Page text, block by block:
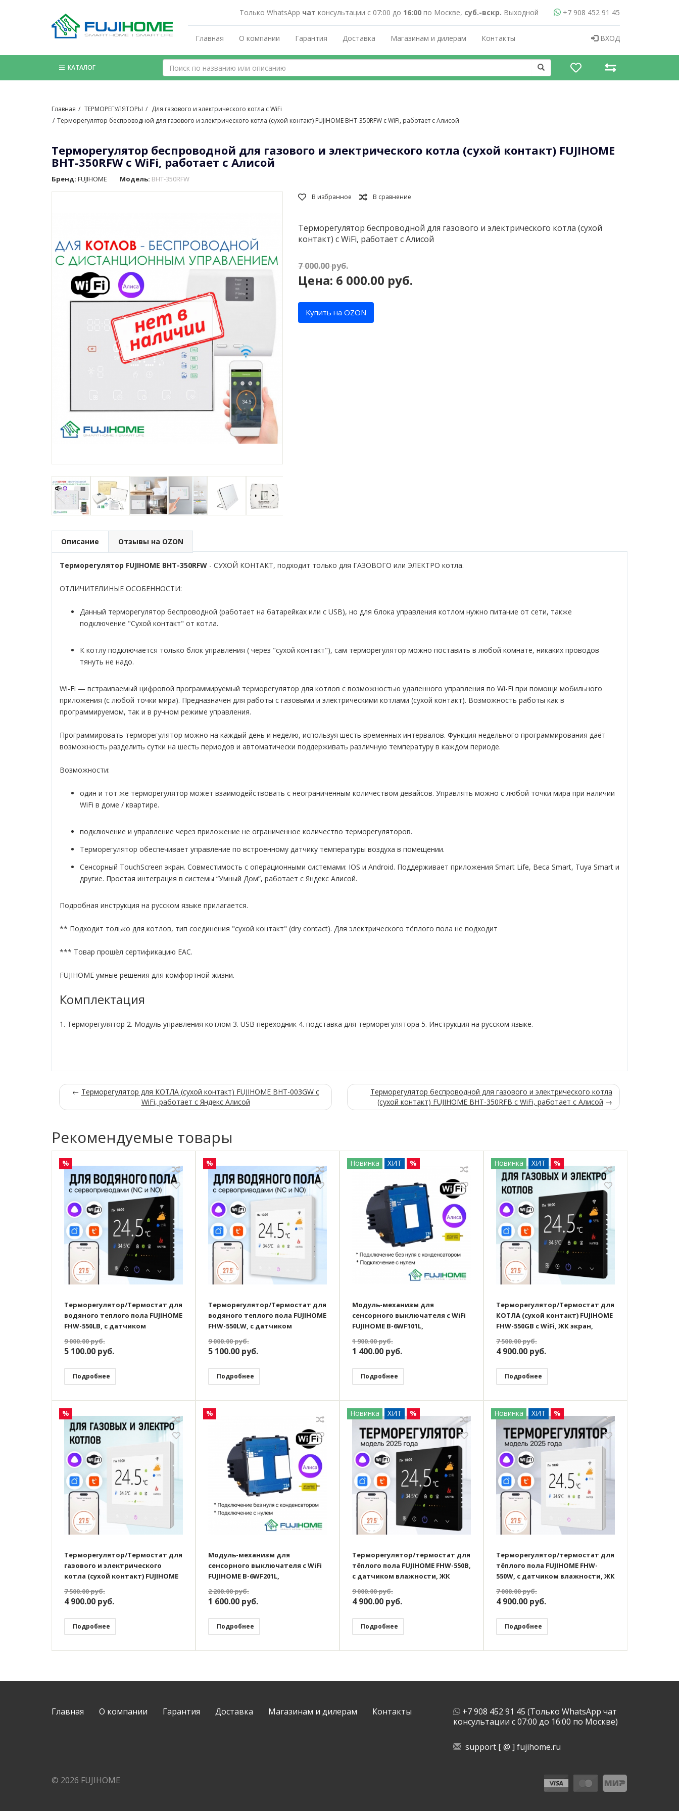
Только WhatsApp чат консультации с 07:00 до 16:00по Москве, суб.-вскр. Выходной +7 908 452 91 45
Главная О компании Гарантия Доставка Магазинам и дилерам Контакты ВХОД
КАТАЛОГ
Главная ТЕРМОРЕГУЛЯТОРЫ
Для газового и электрического котла с WiFi
Терморегулятор беспроводной для газового и электрического котла (сухой контакт) FUJIHOME BHT-350RFW с WiFi, работает с Алисой
Терморегулятор беспроводной для газового и электрического котла (сухой контакт) FUJIHOME
BHT-350RFW с WiFi, работает с Алисой
Бренд: FUJIHOME Модель: BHT-350RFW
Терморегулятор беспроводной для газового и электрического котла (сухой
контакт) с WiFi, работает с Алисой
7 000.00руб.
Цена: 6 000.00 руб.
Купить на OZON
Описание Отзывы на OZON
Терморегулятор FUJIHOME BHT-350RFW - СУХОЙ КОНТАКТ, подходит только для ГАЗОВОГО или ЭЛЕКТРО котла.
ОТЛИЧИТЕЛИНЫЕ ОСОБЕННОСТИ:
Данный терморегулятор беспроводной (работает на батарейках или с USB), но для блока управления котлом нужно питание от сети, также
подключение "Сухой контакт" от котла.
К котлу подключается только блок управления ( через "сухой контакт"), сам терморегулятор можно поставить в любой комнате, никаких проводов
тянуть не надо.
Wi-Fi — встраиваемый цифровой программируемый терморегулятор для котлов с возможностью удаленного управления по Wi-Fi при помощи мобильного
приложения (с любой точки мира). Предназначен для работы с газовыми и электрическими котлами (сухой контакт). Возможность работы как в
программируемом, так и в ручном режиме управления.
Программировать терморегулятор можно на каждый день и неделю, используя шесть временных интервалов. Функция недельного программирования даёт
возможность разделить сутки на шесть периодов и автоматически поддерживать различную температуру в каждом периоде.
Возможности:
один и тот же терморегулятор может взаимодействовать с неограниченным количеством девайсов. Управлять можно с любой точки мира при наличии
WiFi в доме / квартире.
подключение и управление через приложение не ограниченное количество терморегуляторов.
Терморегулятор обеспечивает управление по встроенному датчику температуры воздуха в помещении.
Сенсорный TouchScreen экран. Совместимость с операционными системами: IOS и Android. Поддерживает приложения Smart Life, Beca Smart, Tuya Smart и
другие. Простая интеграция в системы “Умный Дом”, работает с Яндекс Алисой.
Подробная инструкция на русском языке прилагается.
** Подходит только для котлов, тип соединения "сухой контакт" (dry contact). Для электрического тёплого пола не подходит
*** Товар прошёл сертификацию ЕАС.
FUJIHOME умные решения для комфортной жизни.
Комплектация
1. Терморегулятор 2. Модуль управления котлом 3. USB переходник 4. подставка для терморегулятора 5. Инструкция на русском языке.
← Терморегулятор для КОТЛА (сухой контакт) FUJIHOME BHT-003GW с
WiFi, работает с Яндекс Алисой
Терморегулятор беспроводной для газового и электрического котла
(сухой контакт) FUJIHOME BHT-350RFB с WiFi, работает с Алисой →
Рекомендуемые товары
%
Терморегулятор/Термостат для
водяного теплого пола FUJIHOME
FHW-550LB, с датчиком
программируемый с WiFi,
работает с Яндекс Алисой
9 000.00руб.
5 100.00 руб.
Подробнее
%
Терморегулятор/Термостат для
водяного теплого пола FUJIHOME
FHW-550LW, с датчиком
программируемый с WiFi,
работает с Яндекс Алисой
9 000.00руб.
5 100.00 руб.
Подробнее
Новинка ХИТ %
Модуль-механизм для
сенсорного выключателя с WiFi
FUJIHOME B-6WF101L,
нуля и с нулём, работает с Алиса
1 900.00руб.
1 400.00 руб.
Подробнее
Новинка ХИТ %
Терморегулятор/Термостат для
КОТЛА (сухой контакт) FUJIHOME
FHW-550GB с WiFi, ЖК экран,
7 500.00руб.
4 900.00 руб.
Подробнее
%
Терморегулятор/Термостат для
газового и электрического
котла (сухой контакт) FUJIHOME
работает с Яндекс Алисой
7 500.00руб.
4 900.00 руб.
Подробнее
%
Модуль-механизм для
сенсорного выключателя с WiFi
FUJIHOME B-6WF201L,
нуля и с нулём, работает с Алиса
2 200.00руб.
1 600.00 руб.
Подробнее
Новинка ХИТ %
Терморегулятор/термостат для
тёплого пола FUJIHOME FHW-550B,
с датчиком влажности, ЖК
WiFi, работает с Яндекс Алисой
9 000.00руб.
4 900.00 руб.
Подробнее
Новинка ХИТ %
Терморегулятор/термостат для
тёплого пола FUJIHOME FHW-
550W, с датчиком влажности, ЖК
WiFi, работает с Яндекс Алисой
7 000.00руб.
4 900.00 руб.
Подробнее
Главная О компании Гарантия Доставка Магазинам и дилерам Контакты
+7 908 452 91 45 (Только WhatsApp чат
консультации с 07:00 до 16:00 по Москве)
support [ @ ] fujihome.ru
© 2026 FUJIHOME